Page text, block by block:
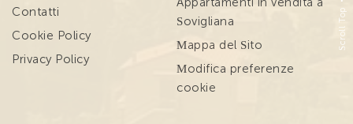
Contatti
Cookie Policy
Privacy Policy
Appartamenti in vendita a
Sovigliana
Mappa del Sito
Modifica preferenze
cookie
Scroll Top